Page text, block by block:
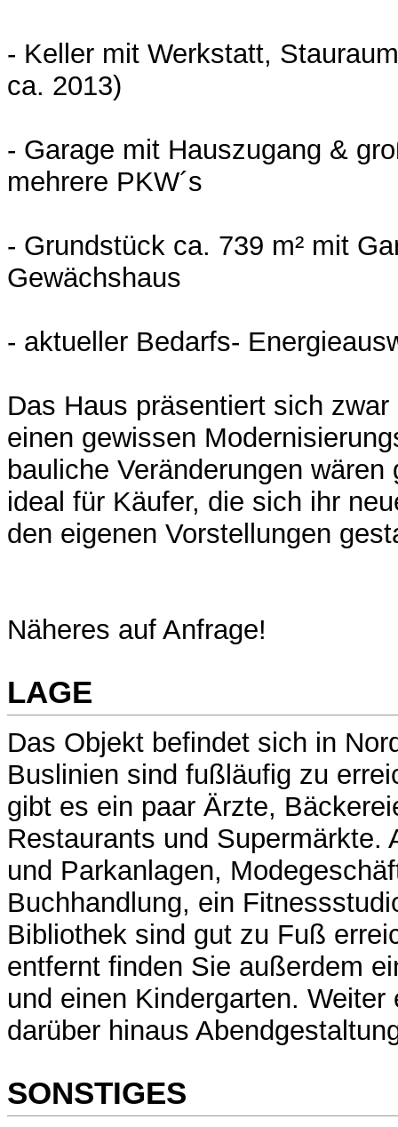
- Keller mit Werkstatt,
ca. 2013)
- Garage mit Hauszugang &
mehrere PKW´s
- Grundstück ca. 739 m² mit
Gewächshaus
- aktueller Bedarfs-
Das Haus präsentiert sich
einen gewissen
bauliche Veränderungen
ideal für Käufer, die sich ihr
den eigenen Vorstellungen
Näheres auf Anfrage!
LAGE
Das Objekt befindet sich in
Buslinien sind fußläufig zu
gibt es ein paar Ärzte,
Restaurants und Supermärkte.
und Parkanlagen,
Buchhandlung, ein
Bibliothek sind gut zu Fuß
entfernt finden Sie außerdem
und einen Kindergarten. Weiter
darüber hinaus
SONSTIGES